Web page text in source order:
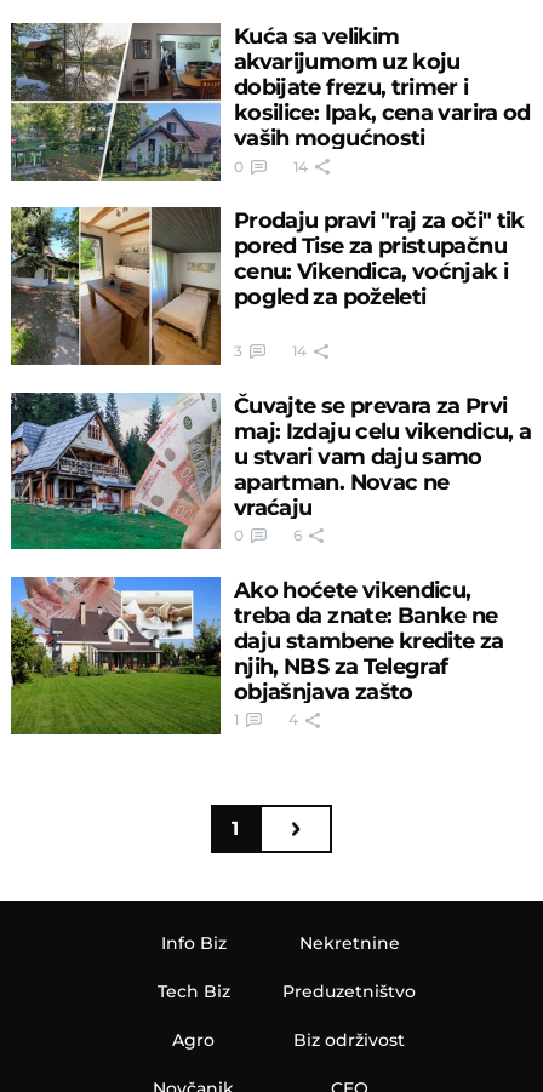
Kuća sa velikim
akvarijumom uz koju
dobijate frezu, trimer i
kosilice: Ipak, cena varira od
vaših mogućnosti
0 14
Prodaju pravi "raj za oči" tik
pored Tise za pristupačnu
cenu: Vikendica, voćnjak i
pogled za poželeti
3 14
Čuvajte se prevara za Prvi
maj: Izdaju celu vikendicu, a
u stvari vam daju samo
apartman. Novac ne
vraćaju
0 6
Ako hoćete vikendicu,
treba da znate: Banke ne
daju stambene kredite za
njih, NBS za Telegraf
objašnjava zašto
1 4
1
Info Biz
Tech Biz
Agro
Nekretnine
Preduzetništvo
Biz održivost